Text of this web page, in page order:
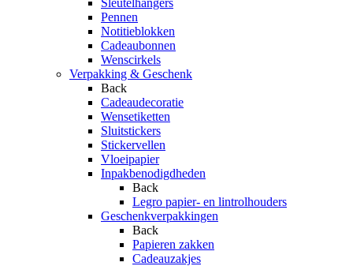
Sleutelhangers
Pennen
Notitieblokken
Cadeaubonnen
Wenscirkels
Verpakking & Geschenk
Back
Cadeaudecoratie
Wensetiketten
Sluitstickers
Stickervellen
Vloeipapier
Inpakbenodigdheden
Back
Legro papier- en lintrolhouders
Geschenkverpakkingen
Back
Papieren zakken
Cadeauzakjes